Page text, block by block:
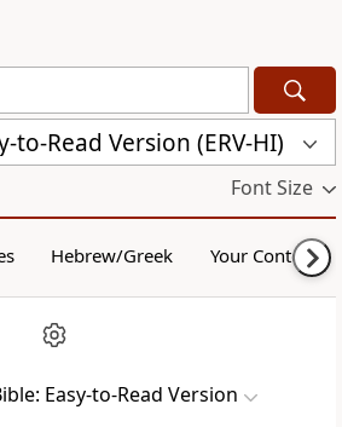
to-Read Version (ERV-HI)
Font Size
Hebrew/Greek Your Content
Easy-to-Read Version